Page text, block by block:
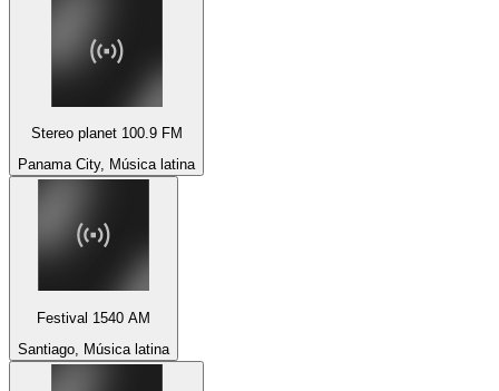
Stereo planet 100.9 FM
Panama City, Música latina
Festival 1540 AM
Santiago, Música latina